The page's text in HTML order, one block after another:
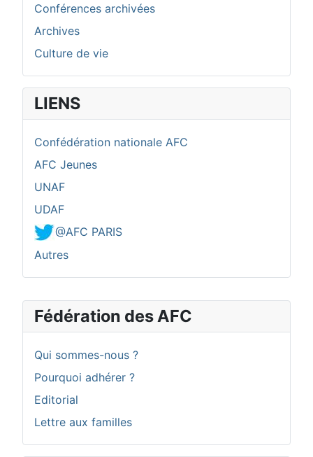
Fédération des AFC
Qui sommes-nous ?
Pourquoi adhérer ?
Editorial
Lettre aux familles
Conférences archivées
Archives
Culture de vie
LIENS
Confédération nationale AFC
AFC Jeunes
UNAF
UDAF
@AFC PARIS
Autres